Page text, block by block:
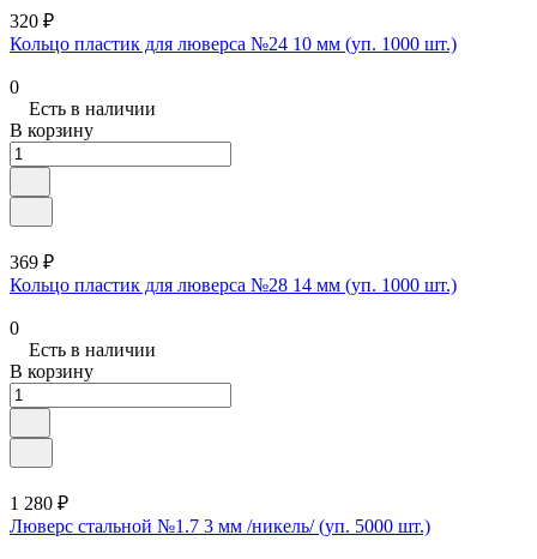
320 ₽
Кольцо пластик для люверса №24 10 мм (уп. 1000 шт.)
0
Есть в наличии
В корзину
369 ₽
Кольцо пластик для люверса №28 14 мм (уп. 1000 шт.)
0
Есть в наличии
В корзину
1 280 ₽
Люверс стальной №1.7 3 мм /никель/ (уп. 5000 шт.)